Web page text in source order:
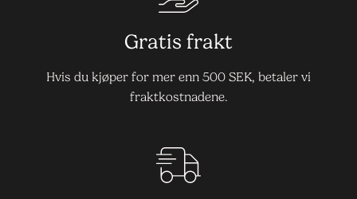
Gratis frakt
Hvis du kjøper for mer enn 500 SEK, betaler vi
fraktkostnadene.